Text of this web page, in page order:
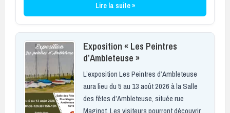
Lire la suite »
Exposition « Les Peintres
d’Ambleteuse »
L’exposition Les Peintres d’Ambleteuse
aura lieu du 5 au 13 août 2026 à la Salle
des fêtes d’Ambleteuse, située rue
Maginot. Les visiteurs pourront découvrir